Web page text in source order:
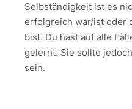
Selbständigkeit ist es
erfolgreich war/ist oder
bist. Du hast auf alle
gelernt. Sie sollte
sein.